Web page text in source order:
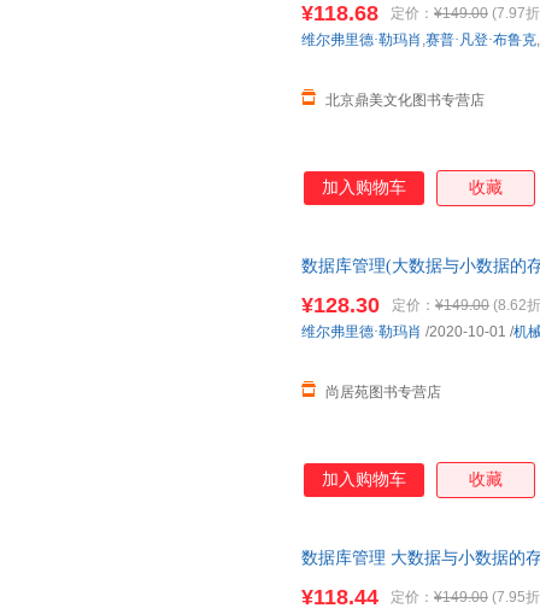
¥118.68 定价： ¥149.00 (7.97
北京鼎美文化图书专营店
维尔弗里德·勒玛肖 ,赛普·凡登·布鲁克,
加入购物车 收藏
数据库管理(大数据与小数据的
¥128.30 定价： ¥149.00 (8.62
尚居苑图书专营店
维尔弗里德·勒玛肖 /2020-10-01 /机
加入购物车 收藏
数据库管理 大数据与小数据的
¥118.44 定价： ¥149.00 (7.95